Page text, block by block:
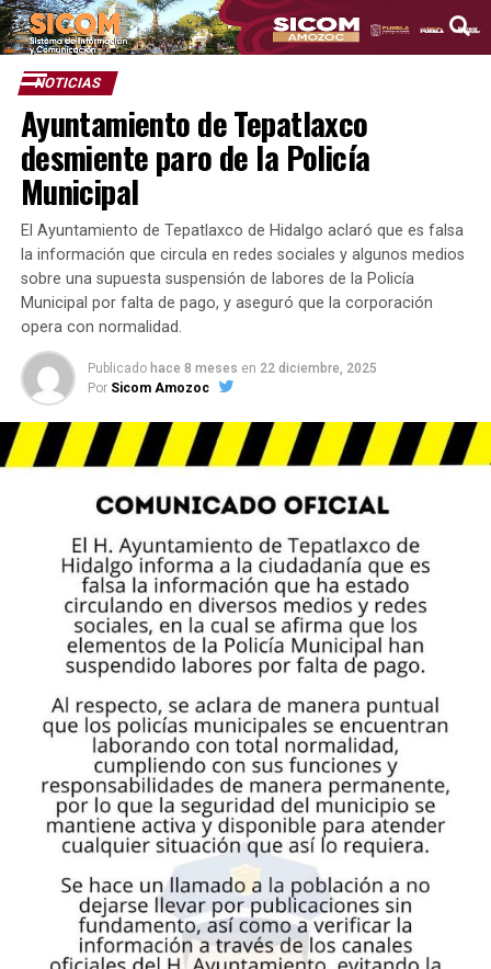
NOTICIAS
Ayuntamiento de Tepatlaxco
desmiente paro de la Policía
Municipal
El Ayuntamiento de Tepatlaxco de Hidalgo aclaró que es falsa
la información que circula en redes sociales y algunos medios
sobre una supuesta suspensión de labores de la Policía
Municipal por falta de pago, y aseguró que la corporación
opera con normalidad.
Publicado hace 8 meses en 22 diciembre, 2025
Por Sicom Amozoc